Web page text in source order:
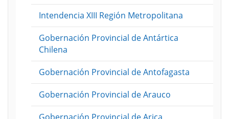
Intendencia XIII Región Metropolitana
Gobernación Provincial de Antártica
Chilena
Gobernación Provincial de Antofagasta
Gobernación Provincial de Arauco